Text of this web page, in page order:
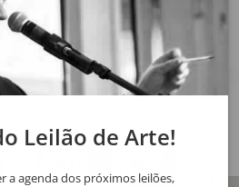
Leilão de Arte!
a agenda dos próximos leilões,